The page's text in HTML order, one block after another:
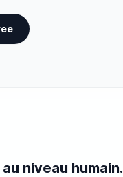
niveau humain.